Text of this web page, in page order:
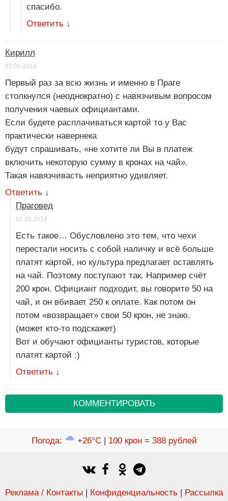
спасибо.
Ответить ↓
Кирилл
02.05.2014
Первый раз за всю жизнь и именно в Праге
столкнулся (неоднократно) с навязчивым вопросом
получения чаевых официантами.
Если будете расплачиваться картой то у Вас
практически навернека
будут спрашивать, «не хотите ли Вы в платеж
включить некоторую сумму в кронах на чай».
Такая навязчивасть неприятно удивляет.
Ответить ↓
Праговед
02.05.2014
Есть такое… Обусловлено это тем, что чехи
перестали носить с собой наличку и всё больше
платят картой, но культура предлагает оставлять
на чай. Поэтому поступают так. Например счёт
200 крон. Официант подходит, вы говорите 50 на
чай, и он вбивает 250 к оплате. Как потом он
потом «возвращает» свои 50 крон, не знаю.
(может кто-то подскажет)
Вот и обучают официанты туристов, которые
платят картой :)
Ответить ↓
КОММЕНТИРОВАТЬ
Погода: +26°C| 100 крон = 388 рублей
Реклама / Контакты | Конфиденциальность | Рассылка